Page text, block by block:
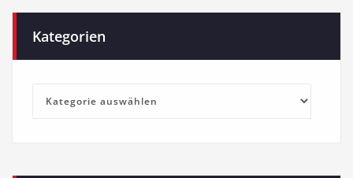
Kategorien
Kategorien